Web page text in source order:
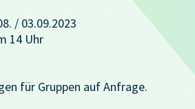
/ 03.09.2023
14 Uhr
für Gruppen auf Anfrage.